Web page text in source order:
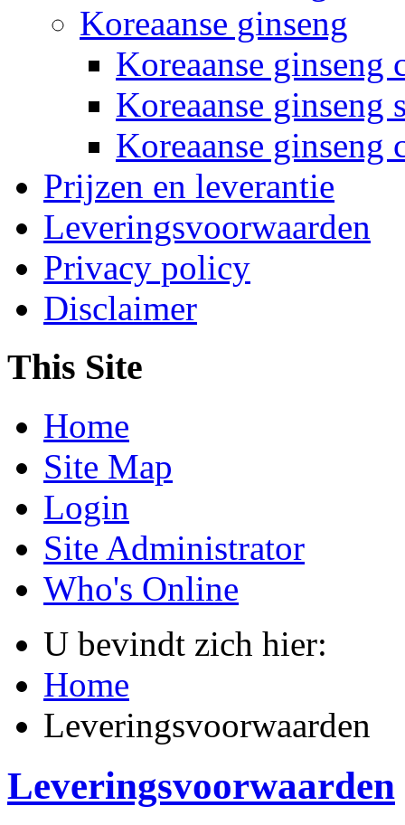
Koreaanse ginseng
Koreaanse ginseng
Koreaanse ginseng
Koreaanse ginseng
Prijzen en leverantie
Leveringsvoorwaarden
Privacy policy
Disclaimer
This Site
Home
Site Map
Login
Site Administrator
Who's Online
U bevindt zich hier:
Home
Leveringsvoorwaarden
Leveringsvoorwaarden